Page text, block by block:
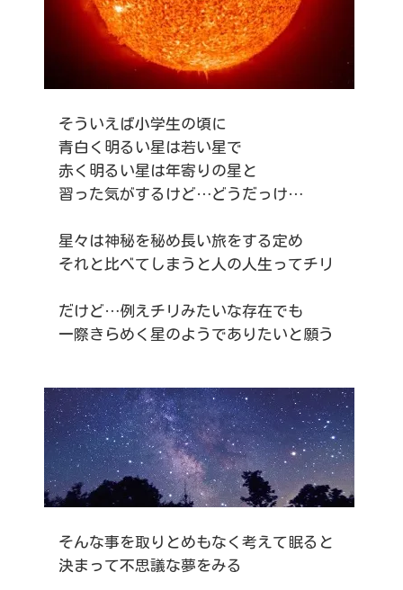
そういえば小学生の頃に
青白く明るい星は若い星で
赤く明るい星は年寄りの星と
習った気がするけど…どうだっけ…
星々は神秘を秘め長い旅をする定め
それと比べてしまうと人の人生ってチリ
だけど…例えチリみたいな存在でも
一際きらめく星のようでありたいと願う
そんな事を取りとめもなく考えて眠ると
決まって不思議な夢をみる